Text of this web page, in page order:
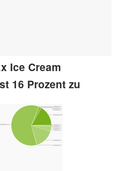
Ice Cream
16 Prozent zu